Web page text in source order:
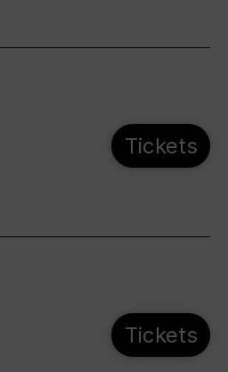
Tickets
Tickets